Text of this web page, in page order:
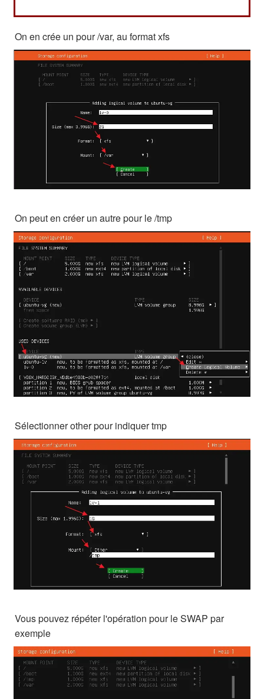
On en crée un pour /var, au format xfs
On peut en créer un autre pour le /tmp
Sélectionner other pour indiquer tmp
Vous pouvez répéter l'opération pour le SWAP par
exemple